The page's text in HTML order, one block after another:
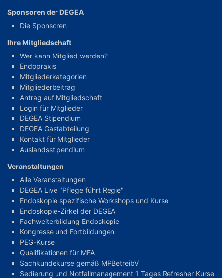
Sponsoren der DEGEA
Die Sponsoren
Ihre Mitgliedschaft
Wer kann Mitglied werden?
Endopraxis
Mitgliederkategorien
Mitgliederbeitrag
Antrag auf Mitgliedschaft
Login für Mitglieder
DEGEA Stipendium
DEGEA Gastabteilung
Kontakt für Mitglieder
Auslandsstipendium
Veranstaltungen
Alle Veranstaltungen
DEGEA Live "Pflege führt Regie"
Endoskopie spezifische Workshops und Kurse
Endoskopie-Zirkel der DEGEA
Fachweiterbildung Endoskopie
Kongresse und Fortbildungen
PEG-Kurse
Qualifikationen für MFA
Sachkundekurse gemäß MPBetreibV
Sedierung und Notfallmanagement 1 Tages Refresher Kurse